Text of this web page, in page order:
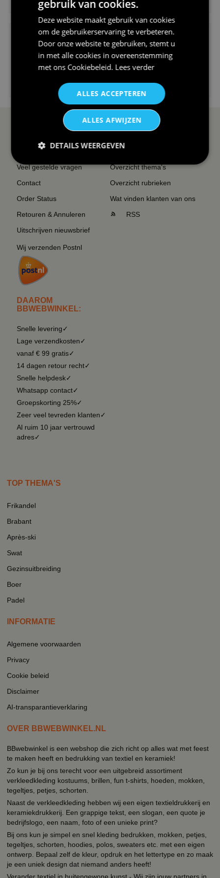
V-hals shirt rood wit blauw st...
SERVICE EN INFO
Reviews
Veel gestelde vragen
Contact
Order Status
Retouren & Annuleren
Uitschrijven nieuwsbrief
Wij verzenden Postnl
DAAROM
BBWEBWINKEL:
Snelle levering✓
Lage verzendkosten✓
vanaf € 99 gratis✓
14 dagen retour recht✓
Snelle helpdesk✓
Whatsapp contact✓
Groepskorting 25%✓
Zeer veel tevreden klanten✓
Al ruim 10 jaar vertrouwd
adres✓
OVERZICHT
Overzicht thema's
Overzicht rubrieken
Wat vinden klanten van ons
RSS
TOP THEMA'S
Frikandel
Brabant
Après-ski
Swat
Gezinsuitbreiding
Boer
Padel
INFORMATIE
Algemene voorwaarden
Privacy
Cookie beleid
Disclaimer
AI-transparantieverklaring
OVER BBWEBWINKEL.NL
BBwebwinkel is een webshop die zich richt op alles wat met feest
te maken heeft en bedrukking van textiel en keramiek!
Zo kun je bij ons terecht voor een uitgebreid assortiment
verkleedkleding kostuums, brillen, fun t-shirts, hoeden, mokken,
tegeltjes, petjes, schorten.
Naast de verkleedkleding hebben wij een eigen textieldrukkerij en
keramiekdrukkerij. Een grappige tekst, een slogan, een quote je
bedrijfslogo, een naam, foto of een unieke print?
Bij ons kun je simpel en snel kleding bedrukken, mokken, petjes,
tegeltjes, schorten, hoodies, polos, sweaters etc. met een eigen
ontwerp. Bepaal zelf de kleur, opdruk en het lettertype en zo maak
je een uniek design dat niemand anders heeft!
gebruik van cookies.
Deze website maakt gebruik van cookies
om de gebruikerservaring te verbeteren.
Door onze website te gebruiken, stemt u
in met alle cookies in overeenstemming
met ons Cookiebeleid. Lees verder
ALLES ACCEPTEREN
ALLES AFWIJZEN
DETAILS WEERGEVEN